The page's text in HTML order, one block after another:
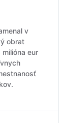
v
obrat
eur